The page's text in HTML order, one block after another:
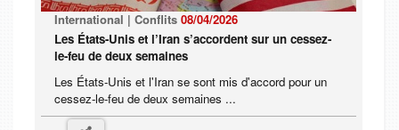
International | Conflits 08/04/2026
Les États-Unis et l’Iran s’accordent sur un cessez-
le-feu de deux semaines
Les États-Unis et l'Iran se sont mis d'accord pour un
cessez-le-feu de deux semaines ...